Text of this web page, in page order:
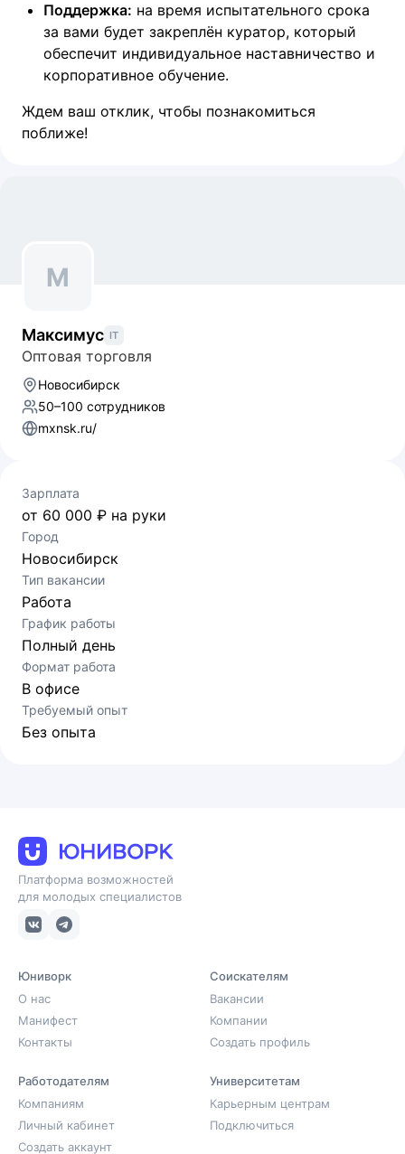
Поддержка: на время испытательного срока
за вами будет закреплён куратор, который
обеспечит индивидуальное наставничество и
корпоративное обучение.
Ждем ваш отклик, чтобы познакомиться
поближе!
М
Максимус IT
Оптовая торговля
Новосибирск
50–100 сотрудников
mxnsk.ru/
Зарплата
от 60 000 ₽ на руки
Город
Новосибирск
Тип вакансии
Работа
График работы
Полный день
Формат работа
В офисе
Требуемый опыт
Без опыта
Платформа возможностей
для молодых специалистов
Юниворк
О нас
Манифест
Контакты
Соискателям
Вакансии
Компании
Создать профиль
Работодателям
Компаниям
Личный кабинет
Создать аккаунт
Университетам
Карьерным центрам
Подключиться